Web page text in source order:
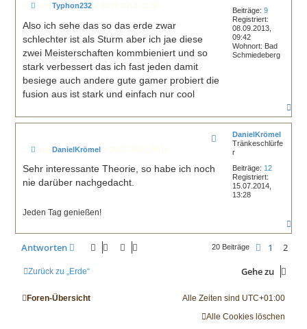
Beiträge: 9
Registriert:
08.09.2013,
09:42
Wohnort: Bad
Schmiedeberg
i
t
r
g
vonTyphon232 08.09.2013, 11:37
Also ich sehe das so das erde zwar
schlechter ist als Sturm aber ich jae diese
zwei Meisterschaften kommbieniert und so
stark verbessert das ich fast jeden damit
besiege auch andere gute gamer probiert die
fusion aus ist stark und einfach nur cool
N
a
c
DanielKrömel
Tränkeschlürfe
r
Beiträge: 12
Registriert:
15.07.2014,
13:28
i
r
vonDanielKrömel 29.07.2014, 09:16
Sehr interessante Theorie, so habe ich noch
nie darüber nachgedacht.
Jeden Tag genießen!
N
a
Antworten 20 Beiträge Vorherige
1 2
Zurück zu „Erde“ Gehe zu
Foren-Übersicht Alle Zeiten sind UTC+01:00
Alle Cookies löschen